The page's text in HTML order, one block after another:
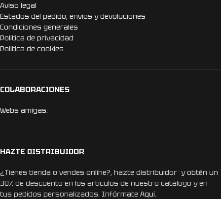
Aviso legal
Estados del pedido, envíos y devoluciones
Condiciones generales
Politica de privacidad
Politica de cookies
COLABORACIONES
Webs amigas.
HAZTE DISTRIBUIDOR
¿Tienes tienda o vendes online?, hazte distribuidor y obtén un
30% de descuento en los artículos de nuestro catálogo y en
tus pedidos personalizados. Infórmate Aquí.